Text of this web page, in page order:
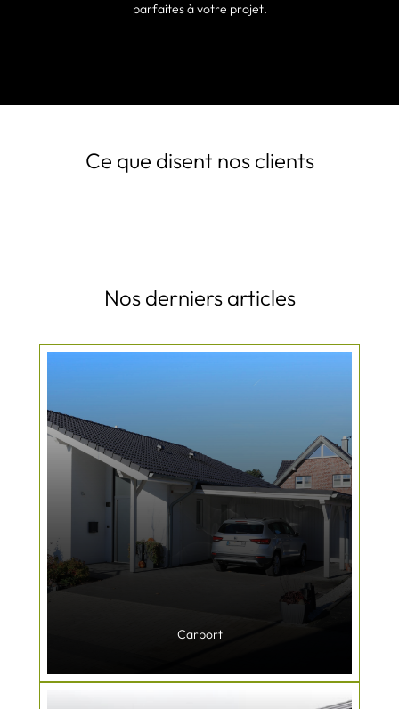
parfaites à votre projet.
Ce que disent nos clients
Nos derniers articles
Carport